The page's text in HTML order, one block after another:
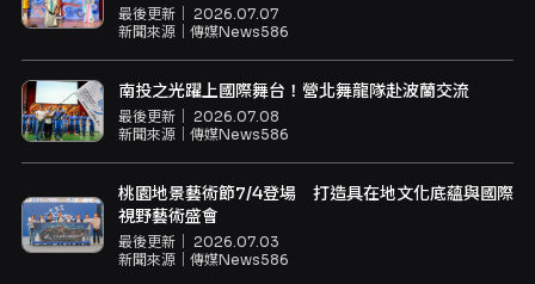
最後更新｜ 2026.07.07
新聞來源｜ 傳媒News586
南投之光躍上國際舞台！營北舞龍隊赴波蘭交流
最後更新｜ 2026.07.08
新聞來源｜ 傳媒News586
桃園地景藝術節7/4登場 打造具在地文化底蘊與國際
視野藝術盛會
最後更新｜ 2026.07.03
新聞來源｜ 傳媒News586